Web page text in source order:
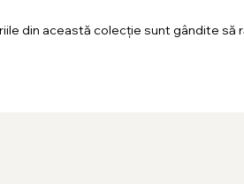
din această colecție sunt gândite să